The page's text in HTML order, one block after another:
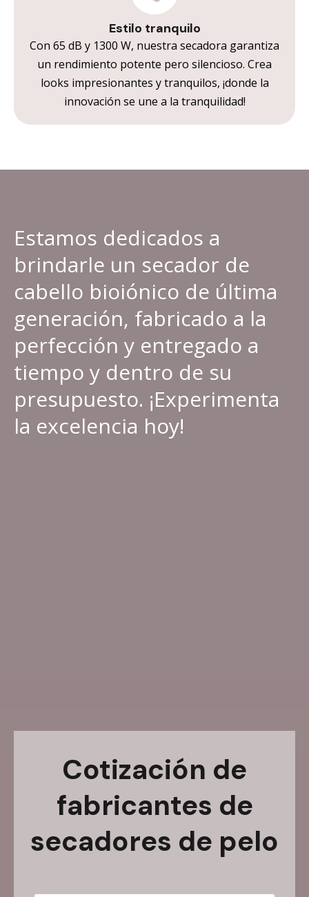
Estilo tranquilo
Con 65 dB y 1300 W, nuestra secadora garantiza
un rendimiento potente pero silencioso. Crea
looks impresionantes y tranquilos, ¡donde la
innovación se une a la tranquilidad!
Estamos dedicados a
brindarle un secador de
cabello bioiónico de última
generación, fabricado a la
perfección y entregado a
tiempo y dentro de su
presupuesto. ¡Experimenta
la excelencia hoy!
Cotización de
fabricantes de
secadores de pelo